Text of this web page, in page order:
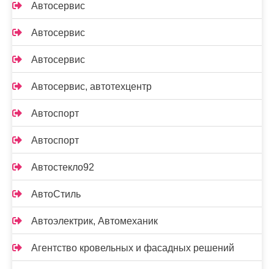
Автосервис
Автосервис
Автосервис
Автосервис, автотехцентр
Автоспорт
Автоспорт
Автостекло92
АвтоСтиль
Автоэлектрик, Автомеханик
Агентство кровельных и фасадных решений